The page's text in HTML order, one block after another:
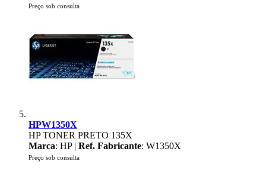
Preço sob consulta
HPW1350X
HP TONER PRETO 135X
Marca: HP | Ref. Fabricante: W1350X
Preço sob consulta